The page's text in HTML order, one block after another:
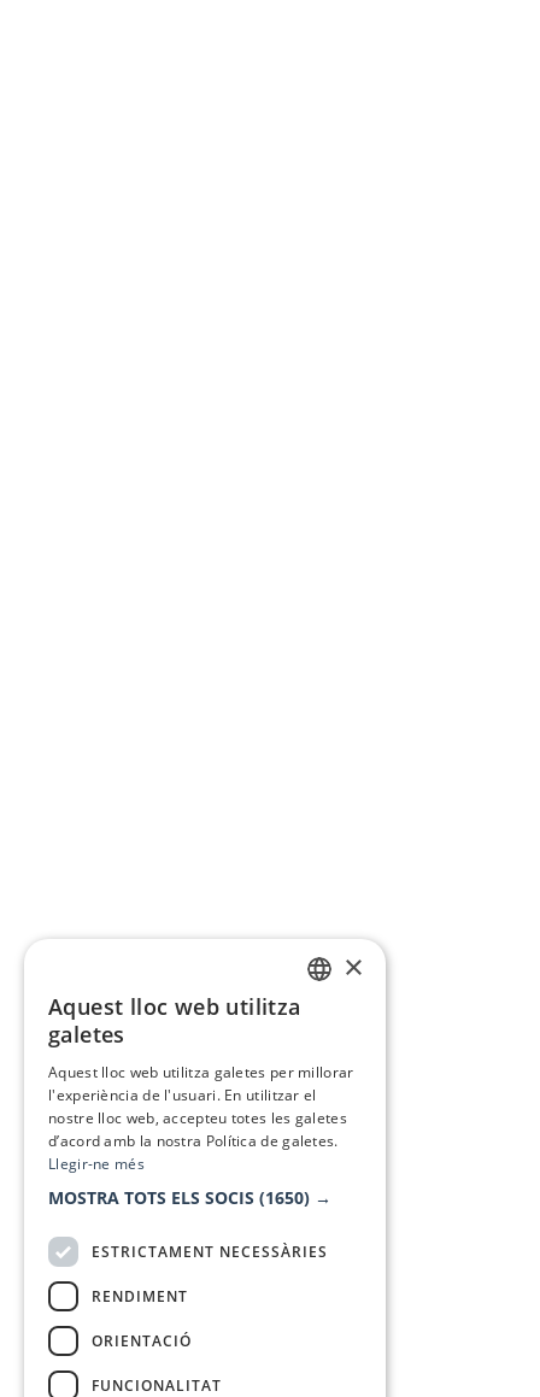
×
Aquest lloc web utilitza
galetes
Aquest lloc web utilitza galetes per millorar
l'experiència de l'usuari. En utilitzar el
nostre lloc web, accepteu totes les galetes
d’acord amb la nostra Política de galetes.
Llegir-ne més
MOSTRA TOTS ELS SOCIS (1650) →
ESTRICTAMENT NECESSÀRIES
RENDIMENT
ORIENTACIÓ
FUNCIONALITAT